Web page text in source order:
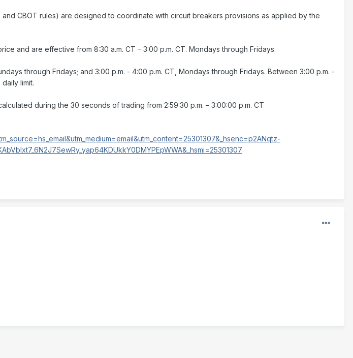
CBOT rules) are designed to coordinate with circuit breakers provisions as applied by the
and are effective from 8:30 a.m. CT – 3:00 p.m. CT. Mondays through Fridays.
through Fridays; and 3:00 p.m. - 4:00 p.m. CT, Mondays through Fridays. Between 3:00 p.m. -
limit.
during the 30 seconds of trading from 2:59:30 p.m. – 3:00:00 p.m. CT